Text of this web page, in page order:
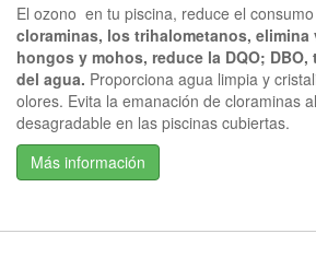
El ozono en tu piscina, reduce el
cloraminas, los trihalometanos, elimina
hongos y mohos, reduce la DQO;
del agua. Proporciona agua limpia y
olores. Evita la emanación de cloraminas
desagradable en las piscinas cubiertas.
Más información